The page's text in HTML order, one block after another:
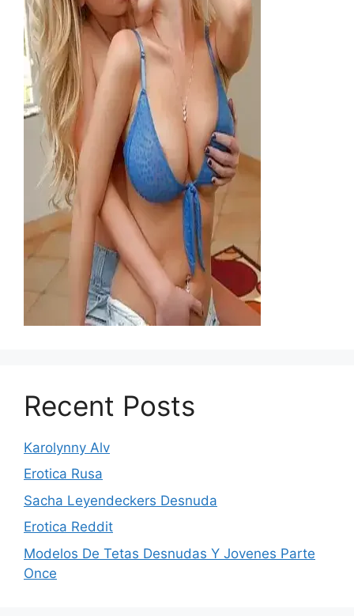
Recent Posts
Karolynny Alv
Erotica Rusa
Sacha Leyendeckers Desnuda
Erotica Reddit
Modelos De Tetas Desnudas Y Jovenes Parte
Once